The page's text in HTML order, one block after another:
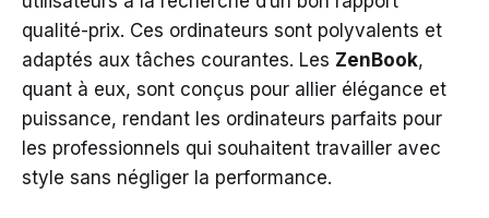
qualité-prix. Ces ordinateurs sont polyvalents et
adaptés aux tâches courantes. Les ZenBook,
quant à eux, sont conçus pour allier élégance et
puissance, rendant les ordinateurs parfaits pour
les professionnels qui souhaitent travailler avec
style sans négliger la performance.